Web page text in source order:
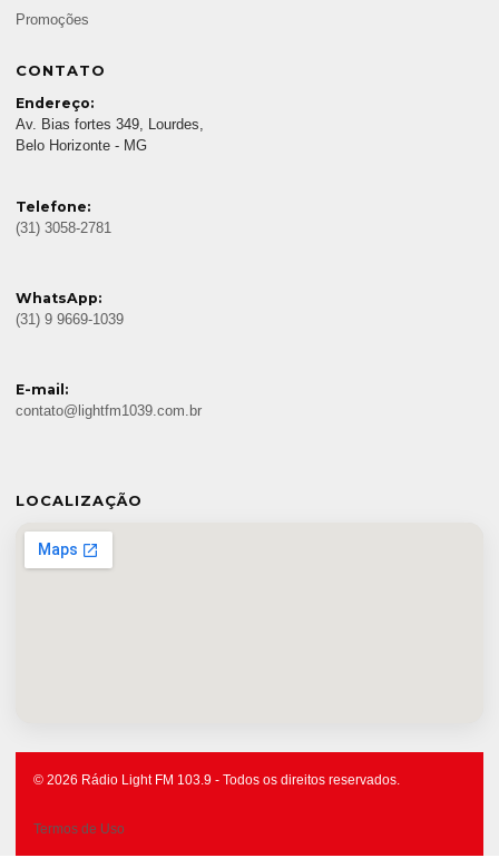
Promoções
CONTATO
Endereço:
Av. Bias fortes 349, Lourdes,
Belo Horizonte - MG
Telefone:
(31) 3058-2781
WhatsApp:
(31) 9 9669-1039
E-mail:
contato@lightfm1039.com.br
LOCALIZAÇÃO
© 2026 Rádio Light FM 103.9 - Todos os direitos reservados.
Termos de Uso